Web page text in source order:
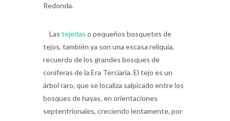
recuerdo de los grandes bosques de
coníferas de la Era Terciaria. El tejo es un
árbol raro, que se localiza salpicado entre los
bosques de hayas, en orientaciones
septentrionales, creciendo lentamente, por
lo que alcanza una longevidad considerable.
Sus hojas pueden llegar a permanecer